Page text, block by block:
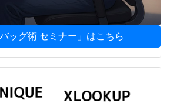
ッグ術 セミナー」はこちら